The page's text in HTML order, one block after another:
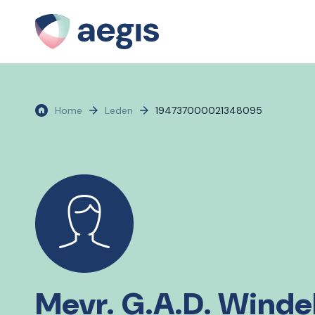
Home Leden 194737000021348095
Mevr. G.A.D.